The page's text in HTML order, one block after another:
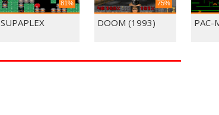
81%
SUPAPLEX
75%
DOOM (1993) PAC-